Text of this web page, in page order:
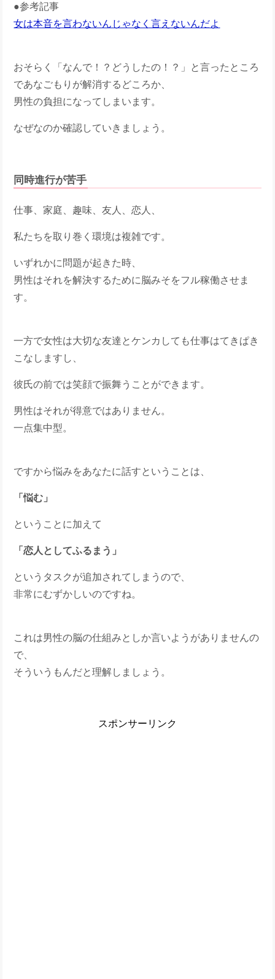
●参考記事
女は本音を言わないんじゃなく言えないんだよ
おそらく「なんで！？どうしたの！？」と言ったところ
であなごもりが解消するどころか、
男性の負担になってしまいます。
なぜなのか確認していきましょう。
同時進行が苦手
仕事、家庭、趣味、友人、恋人、
私たちを取り巻く環境は複雑です。
いずれかに問題が起きた時、
男性はそれを解決するために脳みそをフル稼働させま
す。
一方で女性は大切な友達とケンカしても仕事はてきぱき
こなしますし、
彼氏の前では笑顔で振舞うことができます。
男性はそれが得意ではありません。
一点集中型。
ですから悩みをあなたに話すということは、
「悩む」
ということに加えて
「恋人としてふるまう」
というタスクが追加されてしまうので、
非常にむずかしいのですね。
これは男性の脳の仕組みとしか言いようがありませんの
で、
そういうもんだと理解しましょう。
スポンサーリンク